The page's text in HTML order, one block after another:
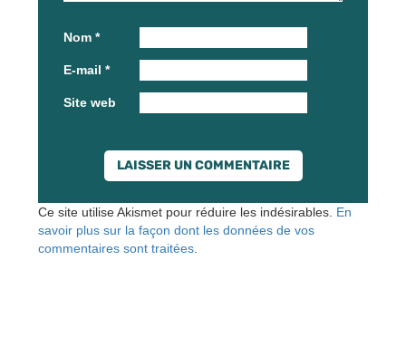
Nom *
E-mail *
Site web
Ce site utilise Akismet pour réduire les indésirables. En
savoir plus sur la façon dont les données de vos
commentaires sont traitées